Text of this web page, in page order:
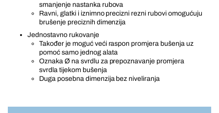
smanjenje nastanka rubova
Ravni, glatki i iznimno precizni rezni rubovi omogućuju
brušenje preciznih dimenzija
Jednostavno rukovanje
Također je moguć veći raspon promjera bušenja uz
pomoć samo jednog alata
Oznaka Ø na svrdlu za prepoznavanje promjera
svrdla tijekom bušenja
Duga posebna dimenzija bez niveliranja